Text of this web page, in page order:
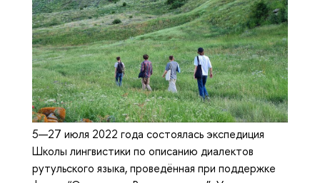
5—27 июля 2022 года состоялась экспедиция
Школы лингвистики по описанию диалектов
рутульского языка, проведённая при поддержке